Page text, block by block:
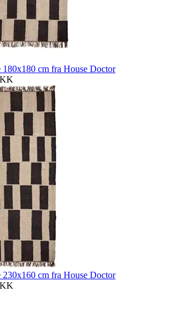
cm fra House Doctor
cm fra House Doctor